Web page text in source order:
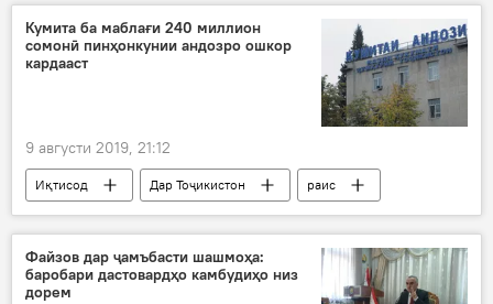
Кумита ба маблағи 240 миллион
сомонӣ пинҳонкунии андозро ошкор
кардааст
9 августи 2019, 21:12
Иқтисод Дар Тоҷикистон
раис
нишасти матбуотӣ
пинҳонкунии андоз
Кумитаи андоз
Файзов дар ҷамъбасти шашмоҳа:
баробари дастовардҳо камбудиҳо низ
дорем